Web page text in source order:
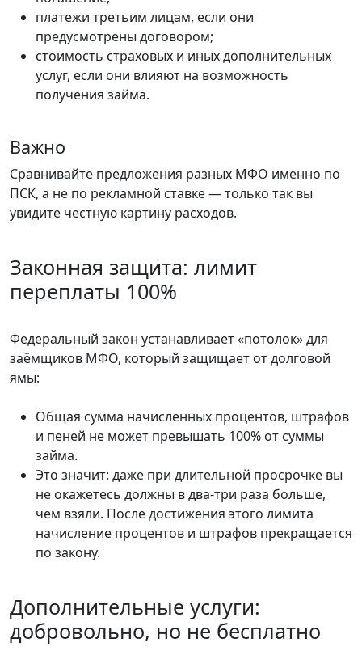
платежи третьим лицам, если они
предусмотрены договором;
стоимость страховых и иных дополнительных
услуг, если они влияют на возможность
получения займа.
Важно
Сравнивайте предложения разных МФО именно по
ПСК, а не по рекламной ставке — только так вы
увидите честную картину расходов.
Законная защита: лимит
переплаты 100%
Федеральный закон устанавливает «потолок» для
заёмщиков МФО, который защищает от долговой
ямы:
Общая сумма начисленных процентов, штрафов
и пеней не может превышать 100% от суммы
займа.
Это значит: даже при длительной просрочке вы
не окажетесь должны в два-три раза больше,
чем взяли. После достижения этого лимита
начисление процентов и штрафов прекращается
по закону.
Дополнительные услуги:
добровольно, но не бесплатно